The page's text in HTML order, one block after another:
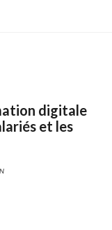
digitale
et les